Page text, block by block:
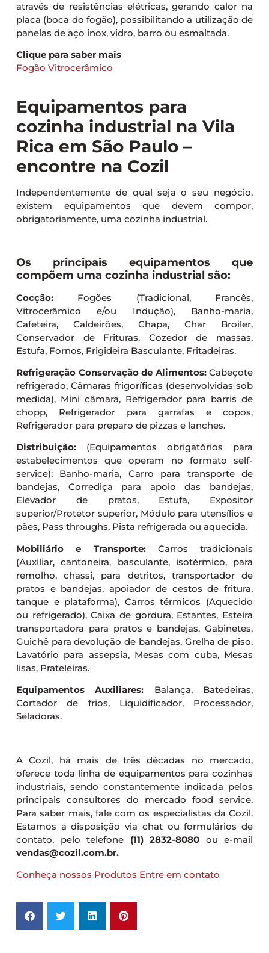
através de resistências elétricas, gerando calor na
placa (boca do fogão), possibilitando a utilização de
panelas de aço inox, vidro, barro ou esmaltada.
Clique para saber mais
Fogão Vitrocerâmico
Equipamentos para
cozinha industrial na Vila
Rica em São Paulo –
encontre na Cozil
Independentemente de qual seja o seu negócio,
existem equipamentos que devem compor,
obrigatoriamente, uma cozinha industrial.
Os principais equipamentos que
compõem uma cozinha industrial são:
Cocção: Fogões (Tradicional, Francês,
Vitrocerâmico e/ou Indução), Banho-maria,
Cafeteira, Caldeirões, Chapa, Char Broiler,
Conservador de Frituras, Cozedor de massas,
Estufa, Fornos, Frigideira Basculante, Fritadeiras.
Refrigeração Conservação de Alimentos:Cabeçote
refrigerado, Câmaras frigoríficas (desenvolvidas sob
medida), Mini câmara, Refrigerador para barris de
chopp, Refrigerador para garrafas e copos,
Refrigerador para preparo de pizzas e lanches.
Distribuição: (Equipamentos obrigatórios para
estabelecimentos que operam no formato self-
service): Banho-maria, Carro para transporte de
bandejas, Corrediça para apoio das bandejas,
Elevador de pratos, Estufa, Expositor
superior/Protetor superior, Módulo para utensílios e
pães, Pass throughs, Pista refrigerada ou aquecida.
Mobiliário e Transporte:Carros tradicionais
(Auxiliar, cantoneira, basculante, isotérmico, para
remolho, chassi, para detritos, transportador de
pratos e bandejas, apoiador de cestos de fritura,
tanque e plataforma), Carros térmicos (Aquecido
ou refrigerado), Caixa de gordura, Estantes, Esteira
transportadora para pratos e bandejas, Gabinetes,
Guichê para devolução de bandejas, Grelha de piso,
Lavatório para assepsia, Mesas com cuba, Mesas
lisas, Prateleiras.
Equipamentos Auxiliares: Balança, Batedeiras,
Cortador de frios, Liquidificador, Processador,
Seladoras.
A Cozil, há mais de três décadas no mercado,
oferece toda linha de equipamentos para cozinhas
industriais, sendo constantemente indicada pelos
principais consultores do mercado food service.
Para saber mais, fale com os especialistas da Cozil.
Estamos a disposição via chat ou formulários de
contato, pelo telefone (11) 2832-8080 ou e-mail
vendas@cozil.com.br.
Conheça nossos Produtos Entre em contato